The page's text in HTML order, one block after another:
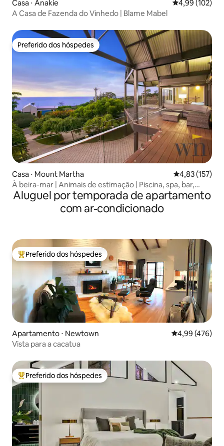
Casa ⋅ Anakie 4,99 de uma
4,99 (102)
A Casa de Fazenda do Vinhedo | Blame Mabel
Preferido dos hóspedes
Preferido dos hóspedes
Casa ⋅ Mount Martha 4,83 de uma
4,83 (157)
À beira-mar | Animais de estimação | Piscina, spa, bar,
academia
Aluguel por temporada de apartamento
com ar-condicionado
Entre os melhores preferidos dos hóspedes
Preferido dos hóspedes
Apartamento ⋅ Newtown 4,99 de uma
4,99 (476)
Vista para a cacatua
Entre os melhores preferidos dos hóspedes
Preferido dos hóspedes